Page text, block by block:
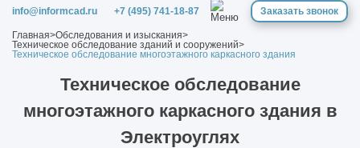
info@informcad.ru +7 (495) 741-18-87 Заказать звонок
Главная>Обследования и изыскания>
Техническое обследование зданий и сооружений>
Техническое обследование многоэтажного каркасного здания
Техническое обследование
многоэтажного каркасного здания в
Электроуглях